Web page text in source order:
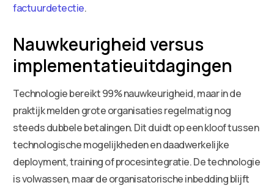
factuurdetectie.
Nauwkeurigheid versus
implementatieuitdagingen
Technologie bereikt 99% nauwkeurigheid, maar in de
praktijk melden grote organisaties regelmatig nog
steeds dubbele betalingen. Dit duidt op een kloof tussen
technologische mogelijkheden en daadwerkelijke
deployment, training of procesintegratie. De technologie
is volwassen, maar de organisatorische inbedding blijft